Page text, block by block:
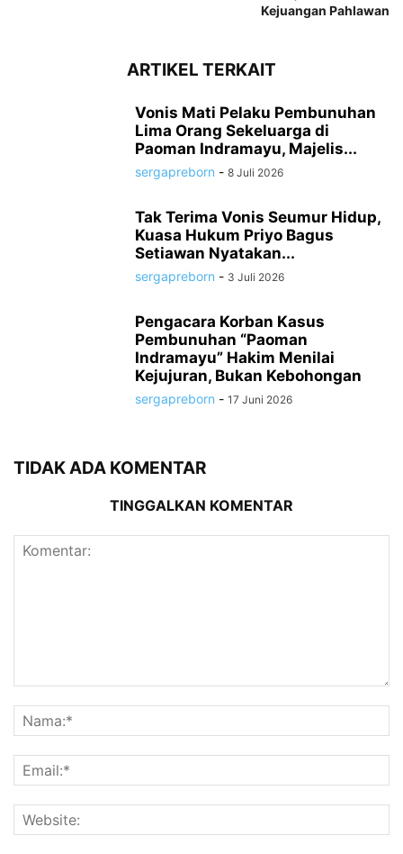
Kejuangan Pahlawan
ARTIKEL TERKAIT
Vonis Mati Pelaku Pembunuhan
Lima Orang Sekeluarga di
Paoman Indramayu, Majelis...
sergapreborn - 8 Juli 2026
Tak Terima Vonis Seumur Hidup,
Kuasa Hukum Priyo Bagus
Setiawan Nyatakan...
sergapreborn - 3 Juli 2026
Pengacara Korban Kasus
Pembunuhan “Paoman
Indramayu” Hakim Menilai
Kejujuran, Bukan Kebohongan
sergapreborn - 17 Juni 2026
TIDAK ADA KOMENTAR
TINGGALKAN KOMENTAR